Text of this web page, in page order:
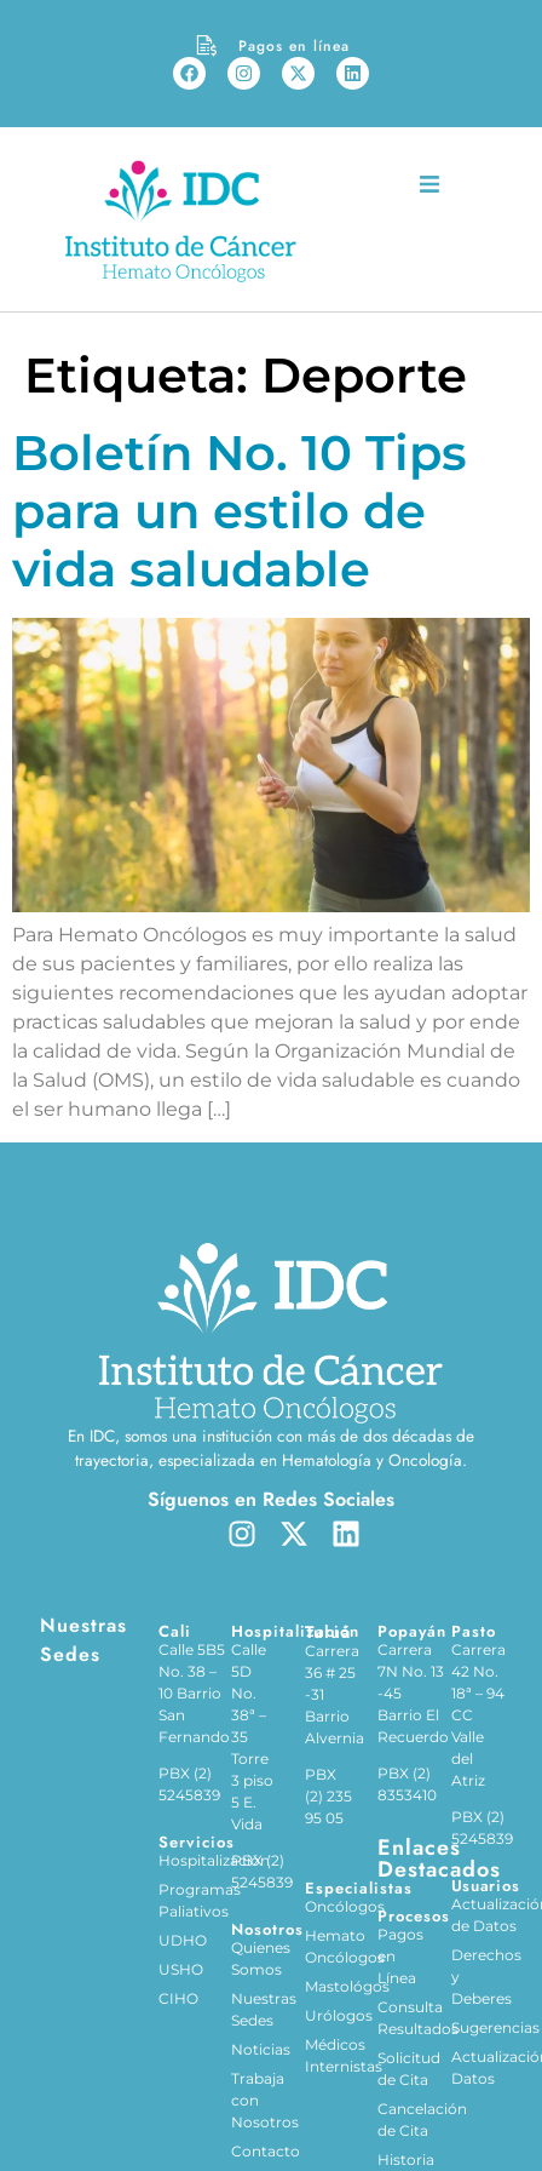
Pagos en línea
Etiqueta: Deporte
Boletín No. 10 Tips
para un estilo de
vida saludable
Para Hemato Oncólogos es muy importante la salud
de sus pacientes y familiares, por ello realiza las
siguientes recomendaciones que les ayudan adoptar
practicas saludables que mejoran la salud y por ende
la calidad de vida. Según la Organización Mundial de
la Salud (OMS), un estilo de vida saludable es cuando
el ser humano llega […]
En IDC, somos una institución con más de dos décadas de
trayectoria, especializada en Hematología y Oncología.
Síguenos en Redes Sociales
Nuestras
Sedes
Cali
Calle 5B5
No. 38 –
10 Barrio
San
Fernando
PBX (2)
5245839
Servicios
Hospitalización
Programas
Paliativos
UDHO
USHO
CIHO
Hospitalización
Calle
5D
No.
38ª –
35
Torre
3 piso
5 E.
Vida
PBX (2)
5245839
Nosotros
Quienes
Somos
Nuestras
Sedes
Noticias
Trabaja
con
Nosotros
Contacto
Tuluá
Carrera
36 # 25
-31
Barrio
Alvernia
PBX
(2) 235
95 05
Especialistas
Oncólogos
Hemato
Oncólogos
Mastológos
Urólogos
Médicos
Internistas
Popayán
Carrera
7N No. 13
-45
Barrio El
Recuerdo
PBX (2)
8353410
Enlaces
Destacados
Procesos
Pagos
en
Línea
Consulta
Resultados
Solicitud
de Cita
Cancelación
de Cita
Historia
Pasto
Carrera
42 No.
18ª – 94
CC
Valle
del
Atriz
PBX (2)
5245839
Usuarios
de Datos
Derechos
y
Deberes
Sugerencias
Datos